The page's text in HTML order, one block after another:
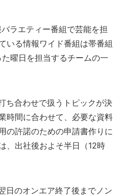
ラエティー番組で芸能を担
いる情報ワイド番組は帯番組
曜日を担当するチームの一
ち合わせで扱うトピックが決
時間に合わせて、必要な資料
の許諾のための申請書作りに
、出社後およそ半日（12時
日のオンエア終了後までノン